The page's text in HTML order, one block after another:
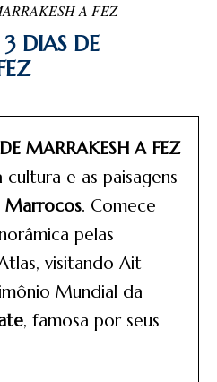
A FEZ
3 DIAS DE
MARRAKESH A FEZ
e as paisagens
Marrocos. Comece
pelas
visitando Ait
Mundial da
, famosa por seus